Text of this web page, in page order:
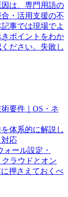
は、専門用語の
・活用支援の不
事では現場でよ
ポイントをわか
ださい。失敗し
要件｜OS・ネ
体系的に解説し
対応
ォール設定・
ラウドとオン
押さえておくべ